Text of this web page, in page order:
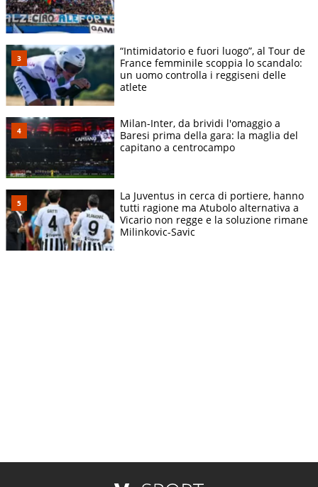
“Intimidatorio e fuori luogo”, al Tour de
France femminile scoppia lo scandalo:
un uomo controlla i reggiseni delle
atlete
Milan-Inter, da brividi l'omaggio a
Baresi prima della gara: la maglia del
capitano a centrocampo
La Juventus in cerca di portiere, hanno
tutti ragione ma Atubolo alternativa a
Vicario non regge e la soluzione rimane
Milinkovic-Savic